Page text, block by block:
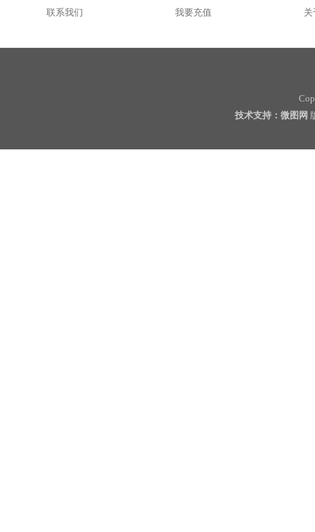
联系我们
我要充值
技术支持：微图网